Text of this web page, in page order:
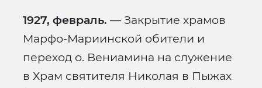
1927, февраль. — Закрытие храмов
Марфо-Мариинской обители и
переход о. Вениамина на служение
в Храм святителя Николая в Пыжах